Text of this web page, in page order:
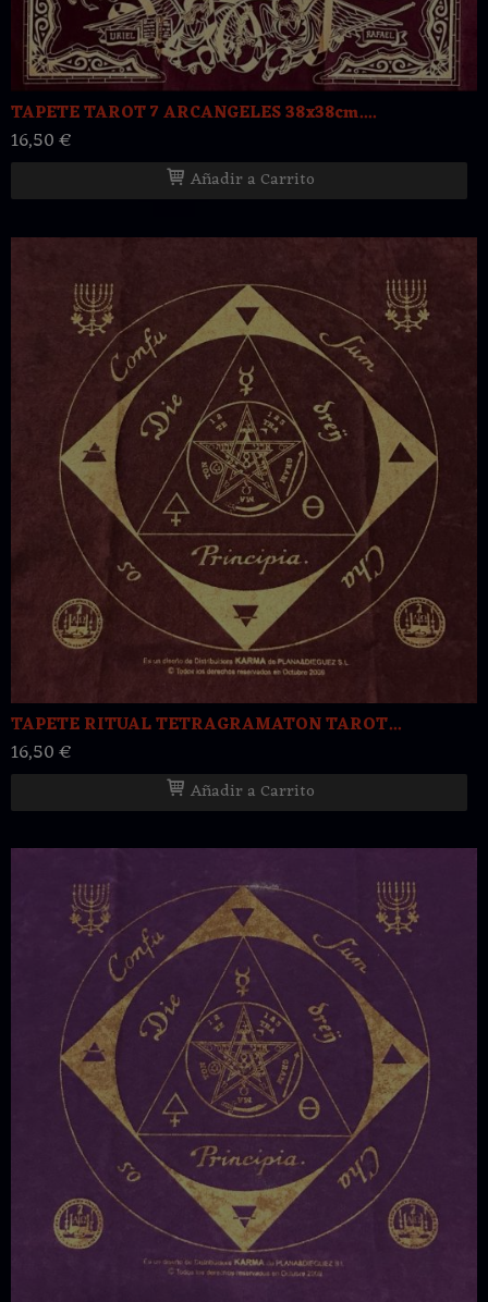
TAPETE TAROT 7 ARCANGELES 38x38cm....
16,50 €
Añadir a Carrito
TAPETE RITUAL TETRAGRAMATON TAROT...
16,50 €
Añadir a Carrito